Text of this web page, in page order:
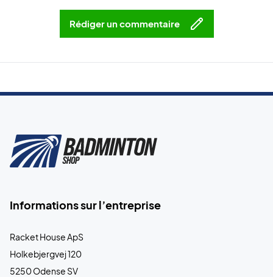
Rédiger un commentaire
Informations sur l’entreprise
Racket House ApS
Holkebjergvej 120
5250 Odense SV